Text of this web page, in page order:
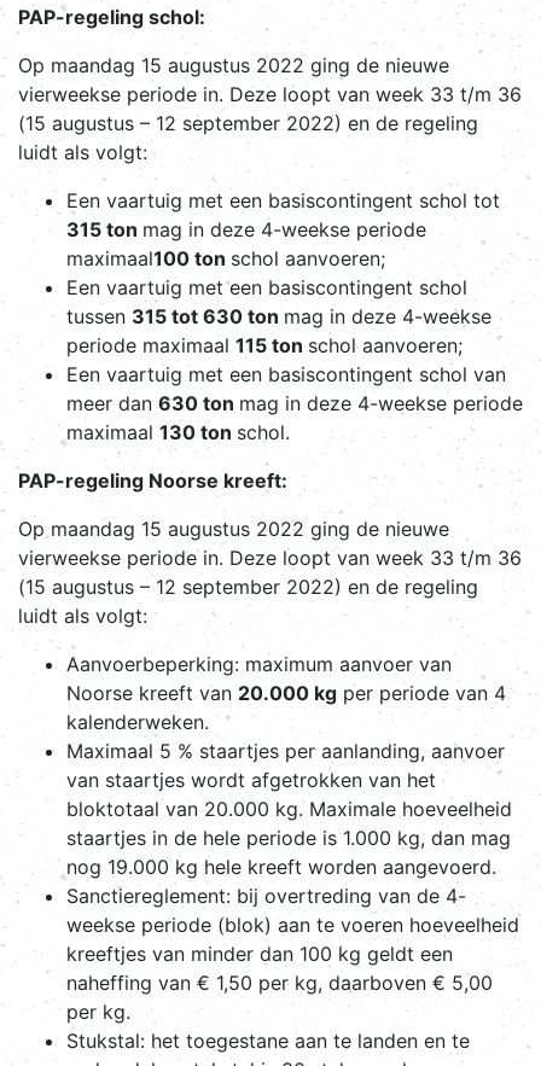
PAP-regeling schol:
Op maandag 15 augustus 2022 ging de nieuwe
vierweekse periode in. Deze loopt van week 33 t/m 36
(15 augustus – 12 september 2022) en de regeling
luidt als volgt:
Een vaartuig met een basiscontingent schol tot
315 ton mag in deze 4-weekse periode
maximaal100 ton schol aanvoeren;
Een vaartuig met een basiscontingent schol
tussen 315 tot 630 ton mag in deze 4-weekse
periode maximaal 115 ton schol aanvoeren;
Een vaartuig met een basiscontingent schol van
meer dan 630 ton mag in deze 4-weekse periode
maximaal 130 ton schol.
PAP-regeling Noorse kreeft:
Op maandag 15 augustus 2022 ging de nieuwe
vierweekse periode in. Deze loopt van week 33 t/m 36
(15 augustus – 12 september 2022) en de regeling
luidt als volgt:
Aanvoerbeperking: maximum aanvoer van
Noorse kreeft van 20.000 kg per periode van 4
kalenderweken.
Maximaal 5 % staartjes per aanlanding, aanvoer
van staartjes wordt afgetrokken van het
bloktotaal van 20.000 kg. Maximale hoeveelheid
staartjes in de hele periode is 1.000 kg, dan mag
nog 19.000 kg hele kreeft worden aangevoerd.
Sanctiereglement: bij overtreding van de 4-
weekse periode (blok) aan te voeren hoeveelheid
kreeftjes van minder dan 100 kg geldt een
naheffing van € 1,50 per kg, daarboven € 5,00
per kg.
Stukstal: het toegestane aan te landen en te